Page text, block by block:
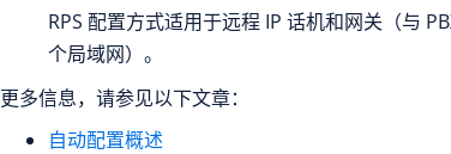
RPS 配置方式适用于远程 IP 话机和网关（与
个局域网）。
更多信息，请参见以下文章：
自动配置概述